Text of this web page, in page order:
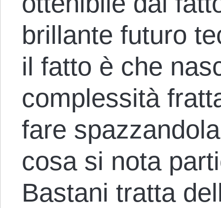
brillante futuro
il fatto è che
complessità
fare
cosa si nota
Bastani tratta